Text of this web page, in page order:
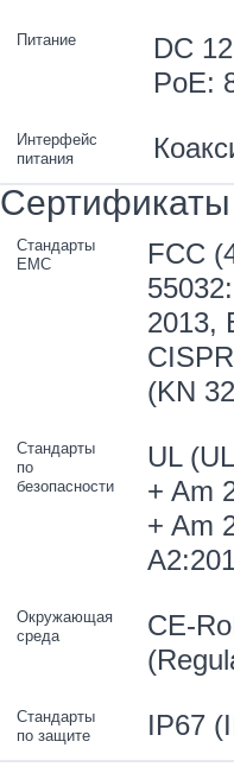
Питание
DC
PoE:
Интерфейс
питания
Сертификаты
Стандарты
EMC
FCC
2013,
(KN
Стандарты
по
безопасности
UL
+ Am
+ Am
Окружающая
среда
CE-
Стандарты
по защите
IP67